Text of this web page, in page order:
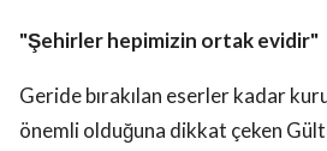
"Şehirler hepimizin ortak evidir"
Geride bırakılan eserler kadar
önemli olduğuna dikkat çeken